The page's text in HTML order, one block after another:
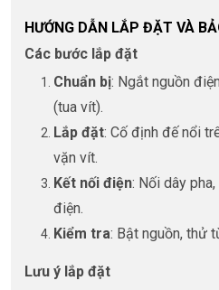
HƯỚNG DẪN LẮP ĐẶT VÀ
Các bước lắp đặt
Chuẩn bị: Ngắt nguồn
(tua vít).
Lắp đặt: Cố định đế nổi
vặn vít.
Kết nối điện: Nối dây
điện.
Kiểm tra: Bật nguồn, thử
Lưu ý lắp đặt